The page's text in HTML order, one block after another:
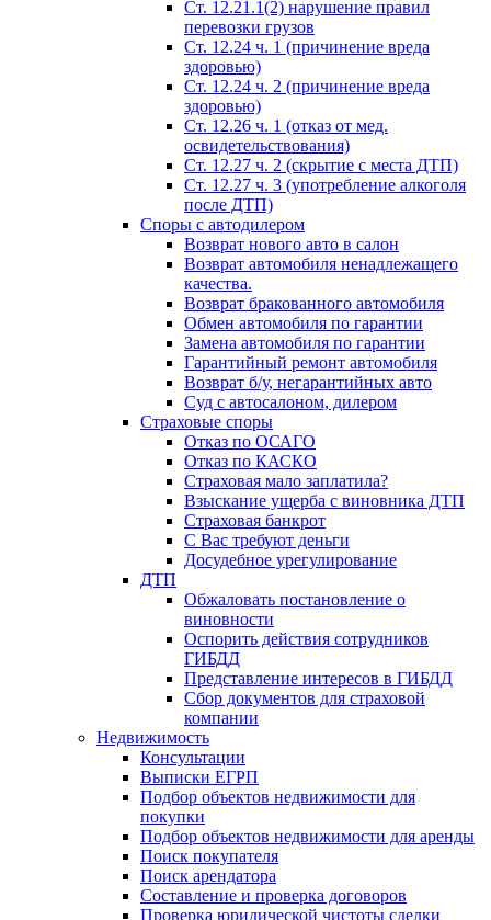
Ст. 12.21.1(2) нарушение правил
перевозки грузов
Ст. 12.24 ч. 1 (причинение вреда
здоровью)
Ст. 12.24 ч. 2 (причинение вреда
здоровью)
Ст. 12.26 ч. 1 (отказ от мед.
освидетельствования)
Ст. 12.27 ч. 2 (скрытие с места ДТП)
Ст. 12.27 ч. 3 (употребление алкоголя
после ДТП)
Споры с автодилером
Возврат нового авто в салон
Возврат автомобиля ненадлежащего
качества.
Возврат бракованного автомобиля
Обмен автомобиля по гарантии
Замена автомобиля по гарантии
Гарантийный ремонт автомобиля
Возврат б/у, негарантийных авто
Суд с автосалоном, дилером
Страховые споры
Отказ по ОСАГО
Отказ по КАСКО
Страховая мало заплатила?
Взыскание ущерба с виновника ДТП
Страховая банкрот
С Вас требуют деньги
Досудебное урегулирование
ДТП
Обжаловать постановление о
виновности
Оспорить действия сотрудников
ГИБДД
Представление интересов в ГИБДД
Сбор документов для страховой
компании
Недвижимость
Консультации
Выписки ЕГРП
Подбор объектов недвижимости для
покупки
Подбор объектов недвижимости для аренды
Поиск покупателя
Поиск арендатора
Составление и проверка договоров
Проверка юридической чистоты сделки